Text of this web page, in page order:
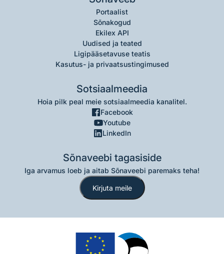
Portaalist
Sõnakogud
Ekilex API
Uudised ja teated
Ligipääsetavuse teatis
Kasutus- ja privaatsustingimused
Sotsiaalmeedia
Hoia pilk peal meie sotsiaalmeedia kanalitel.
Facebook
Youtube
LinkedIn
Sõnaveebi tagasiside
Iga arvamus loeb ja aitab Sõnaveebi paremaks teha!
Kirjuta meile